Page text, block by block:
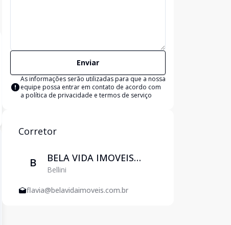
Enviar
As informações serão utilizadas para que a nossa
equipe possa entrar em contato de acordo com
a política de privacidade e termos de serviço
Corretor
B
BELA VIDA IMOVEIS
EIRELI
Bellini
flavia@belavidaimoveis.com.br